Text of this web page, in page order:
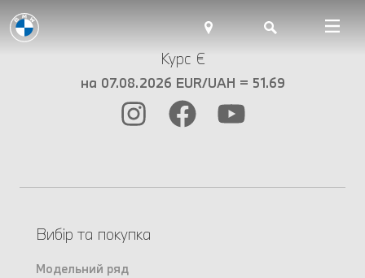
Курс €
на 07.08.2026 EUR/UAH = 51.69
Вибір та покупка
Модельний ряд